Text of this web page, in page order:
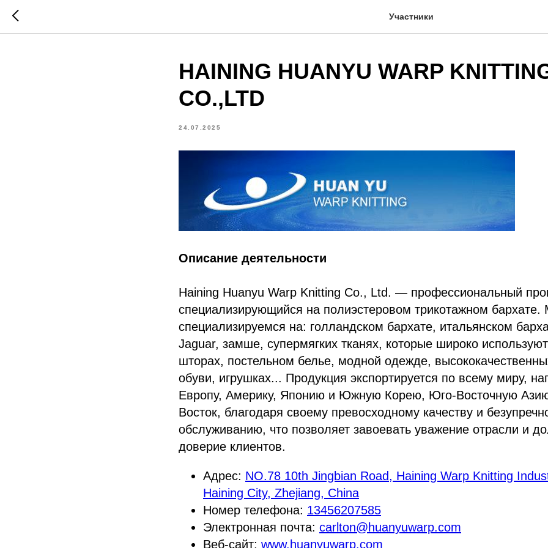
Участники
HAINING HUANYU WARP
CO.,LTD
24.07.2025
Описание деятельности
Haining Huanyu Warp Knitting Co., Ltd. — профессиональный
специализирующийся на полиэстеровом трикотажном
специализируемся на: голландском бархате, итальянском
Jaguar, замше, супермягких тканях, которые широко
шторах, постельном белье, модной одежде,
обуви, игрушках... Продукция экспортируется по всему миру,
Европу, Америку, Японию и Южную Корею, Юго-Восточную
Восток, благодаря своему превосходному качеству и
обслуживанию, что позволяет завоевать уважение отрасли и
доверие клиентов.
Адрес: NO.78 10th Jingbian Road, Haining Warp Knitting
Haining City, Zhejiang, China
Номер телефона: 13456207585
Электронная почта: carlton@huanyuwarp.com
Веб-сайт: www.huanyuwarp.com